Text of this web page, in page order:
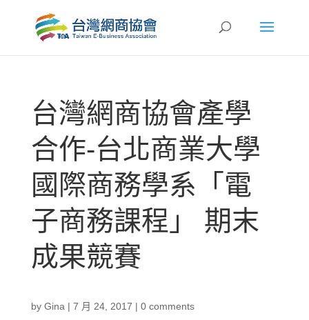
台灣網商協會產學
合作-台北商業大學
國際商務學系「電
子商務課程」 期末
成果競賽
by Gina | 7 月 24, 2017 | 0 comments